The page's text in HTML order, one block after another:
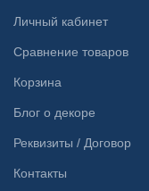
Личный кабинет
Сравнение товаров
Корзина
Блог о декоре
Реквизиты / Договор
Контакты